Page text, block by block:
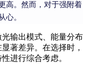
高。然而，对于强附着
心。
输出模式、能量分布
著差异。在选择时，
进行综合考虑。